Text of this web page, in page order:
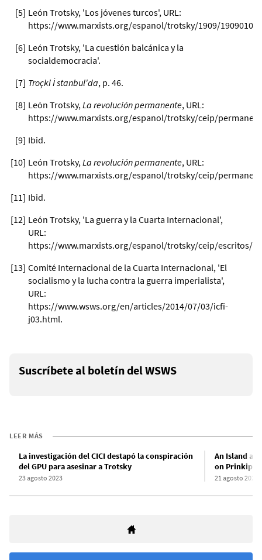
[5] León Trotsky, 'Los jóvenes turcos', URL:
https://www.marxists.org/espanol/trotsky/1909/
[6] León Trotsky, 'La cuestión balcánica y la
socialdemocracia'.
[7] Troçki İstanbul'da, p. 46.
[8] León Trotsky, La revolución permanente, URL:
https://www.marxists.org/espanol/trotsky/ceip/
[9] Ibid.
[10] León Trotsky, La revolución permanente, URL:
https://www.marxists.org/espanol/trotsky/ceip/
[11] Ibid.
[12] León Trotsky, 'La guerra y la Cuarta Internacional',
URL:
https://www.marxists.org/espanol/trotsky/ceip/escritos/
[13] Comité Internacional de la Cuarta Internacional, 'El
socialismo y la lucha contra la guerra imperialista',
URL:
https://www.wsws.org/en/articles/2014/07/03/icfi-
j03.html.
Suscríbete al boletín del WSWS
LEER MÁS
La investigación del CICI destapó la conspiración
del GPU para asesinar a Trotsky
23 agosto 2023
An Island at
on Prinkipo
21 agosto 2023